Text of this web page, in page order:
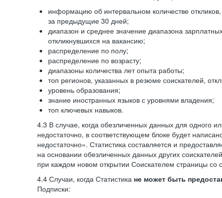
информацию об интервальном количестве
за предыдущие 30 дней;
диапазон и среднее значение диапазона
откликнувшихся на вакансию;
распределение по полу;
распределение по возрасту;
диапазоны количества лет опыта работы;
топ регионов, указанных в резюме соискателей,
уровень образования;
знание иностранных языков с уровнями владения;
топ ключевых навыков.
4.3 В случае, когда обезличенных данных для одного
недостаточно, в соответствующем блоке будет
недостаточно». Статистика составляется и
на основании обезличенных данных других
при каждом новом открытии Соискателем страницы со
4.4 Случаи, когда Статистика не может быть
Подписки: